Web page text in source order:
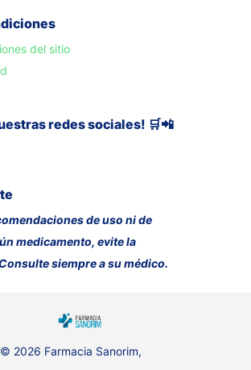
del sitio
redes sociales! 🛒📲
de uso ni de
medicamento, evite la
siempre a su médico.
© 2026 Farmacia Sanorim,